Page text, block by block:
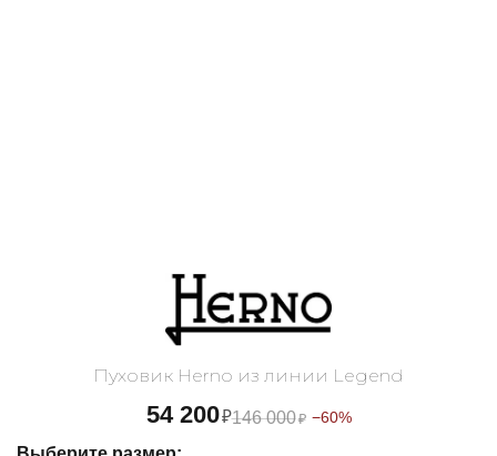
Пуховик Herno из линии Legend
54 200₽146 000₽ −60%